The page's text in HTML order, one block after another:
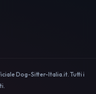
Dog-Sitter-Italia.it. Tutti i